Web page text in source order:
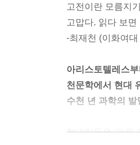
고전이란 모름지
고맙다. 읽다 보
-최재천 (이화여
아리스토텔레스
천문학에서 현대
수천 년 과학의
현대인들은 인류